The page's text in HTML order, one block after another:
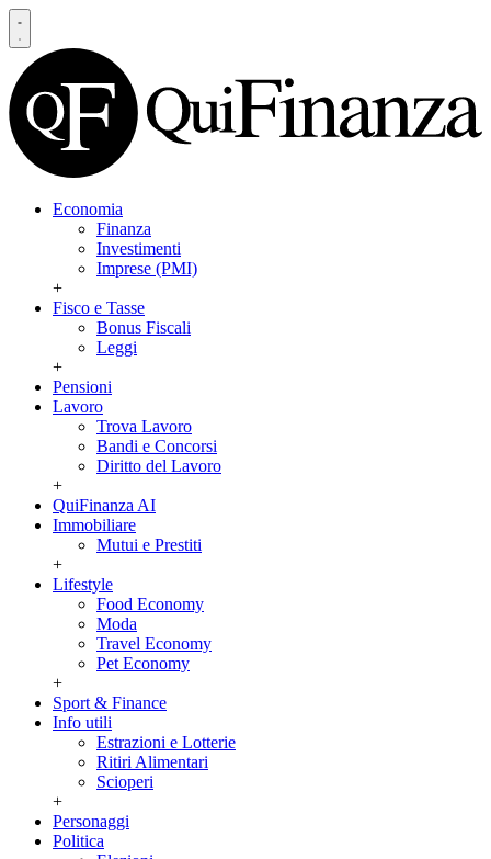
Economia
Finanza
Investimenti
Imprese (PMI)
+
Fisco e Tasse
Bonus Fiscali
Leggi
+
Pensioni
Lavoro
Trova Lavoro
Bandi e Concorsi
Diritto del Lavoro
+
QuiFinanza AI
Immobiliare
Mutui e Prestiti
+
Lifestyle
Food Economy
Moda
Travel Economy
Pet Economy
+
Sport & Finance
Info utili
Estrazioni e Lotterie
Ritiri Alimentari
Scioperi
+
Personaggi
Politica